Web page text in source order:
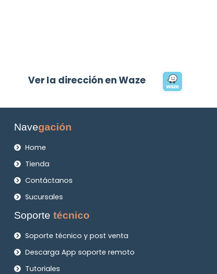
Ver la dirección en Waze
Navegación
Home
Tienda
Contáctanos
Sucursales
Soportetécnico
Soporte técnico y post venta
Descarga App soporte remoto
Tutoriales